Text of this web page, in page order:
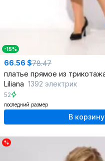
-15%
66.56 $78.47
Liliana 1392 электрик
52
последний размер
В корзину
%